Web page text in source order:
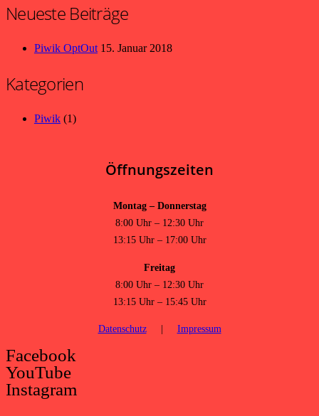
Neueste Beiträge
Piwik OptOut 15. Januar 2018
Kategorien
Piwik (1)
Öffnungszeiten
Montag – Donnerstag
8:00 Uhr – 12:30 Uhr
13:15 Uhr – 17:00 Uhr
Freitag
8:00 Uhr – 12:30 Uhr
13:15 Uhr – 15:45 Uhr
Datenschutz| Impressum
Facebook
YouTube
Instagram